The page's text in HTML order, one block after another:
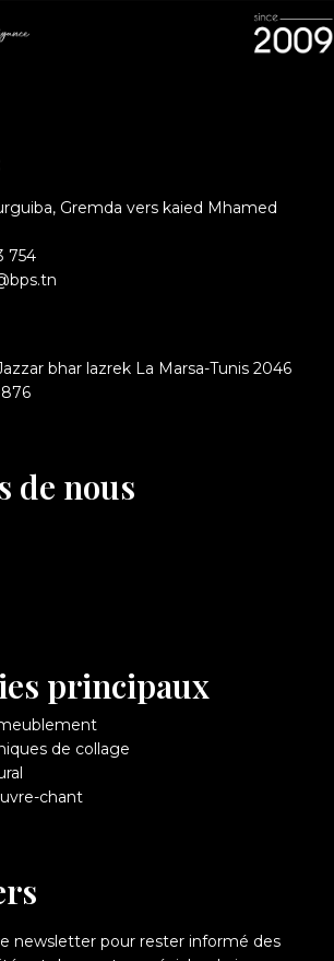
Gremda vers kaied Mhamed
754
bhar lazrek La Marsa-Tunis 2046
876
de nous
principaux
de collage
chant
newsletter pour rester informé des